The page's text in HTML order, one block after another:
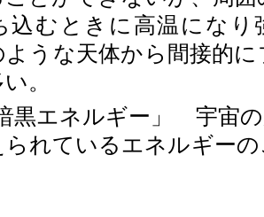
込むときに高温になり
ような天体から間接的
。
黒エネルギー」 宇宙
られているエネルギー